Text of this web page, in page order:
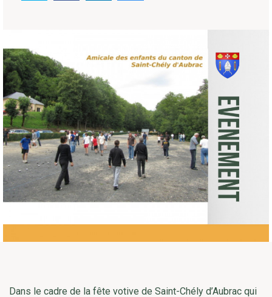
Dans le cadre de la fête votive de Saint-Chély d’Aubrac qui